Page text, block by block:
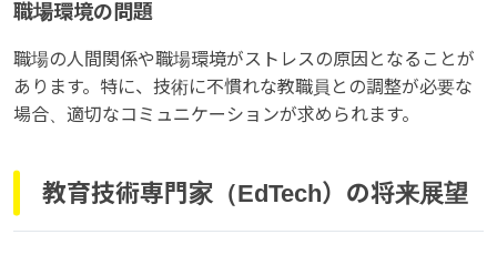
職場環境の問題
職場の人間関係や職場環境がストレスの原因となることが
あります。特に、技術に不慣れな教職員との調整が必要な
場合、適切なコミュニケーションが求められます。
教育技術専門家（EdTech）の将来展望